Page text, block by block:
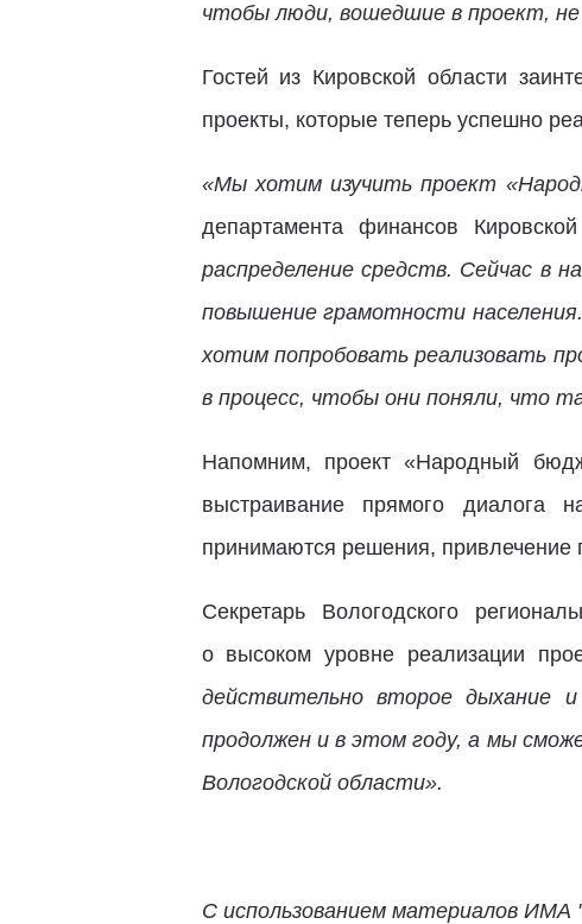
чтобы люди, вошедшие в проект,
Гостей из Кировской области
проекты, которые теперь успешно
«Мы хотим изучить проект
департамента финансов
распределение средств. Сейчас в
повышение грамотности
хотим попробовать реализовать
в процесс, чтобы они поняли, что
Напомним, проект «Народный
выстраивание прямого диалога
принимаются решения,
Секретарь Вологодского
о высоком уровне реализации
действительно второе дыхание
продолжен и в этом году, а мы
Вологодской области».
С использованием материалов ИМА